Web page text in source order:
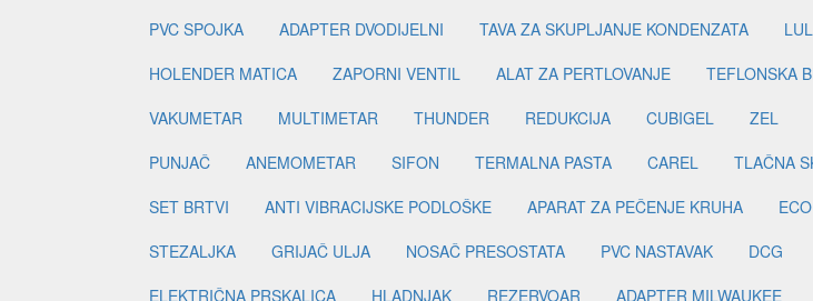
PVC SPOJKA
ADAPTER DVODIJELNI TAVA ZA SKUPLJANJE KONDENZATA
HOLENDER MATICA
ZAPORNI VENTIL ALAT ZA PERTLOVANJE TEFLONSKA
VAKUMETAR
MULTIMETAR THUNDER REDUKCIJA CUBIGEL ZEL
PUNJAČ
ANEMOMETAR SIFON TERMALNA PASTA CAREL TLAČNA
SET BRTVI
ANTI VIBRACIJSKE PODLOŠKE APARAT ZA PEČENJE KRUHA ECO
STEZALJKA
GRIJAČ ULJA NOSAČ PRESOSTATA PVC NASTAVAK DCG
ELEKTRIČNA PRSKALICA
HLADNJAK REZERVOAR ADAPTER MILWAUKEE